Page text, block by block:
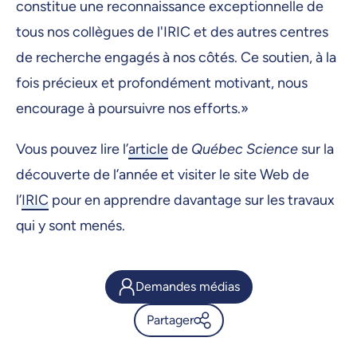
constitue une reconnaissance exceptionnelle de
tous nos collègues de l'IRIC et des autres centres
de recherche engagés à nos côtés. Ce soutien, à la
fois précieux et profondément motivant, nous
encourage à poursuivre nos efforts.»
Vous pouvez lire l’articlede Québec Science sur la
découverte de l’année et visiter le site Web de
l’IRIC pour en apprendre davantage sur les travaux
qui y sont menés.
Demandes médias
Partager